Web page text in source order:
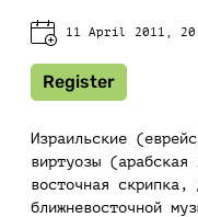
11 April 2011,
Register
Израильские
виртуозы
восточная
ближневосточной